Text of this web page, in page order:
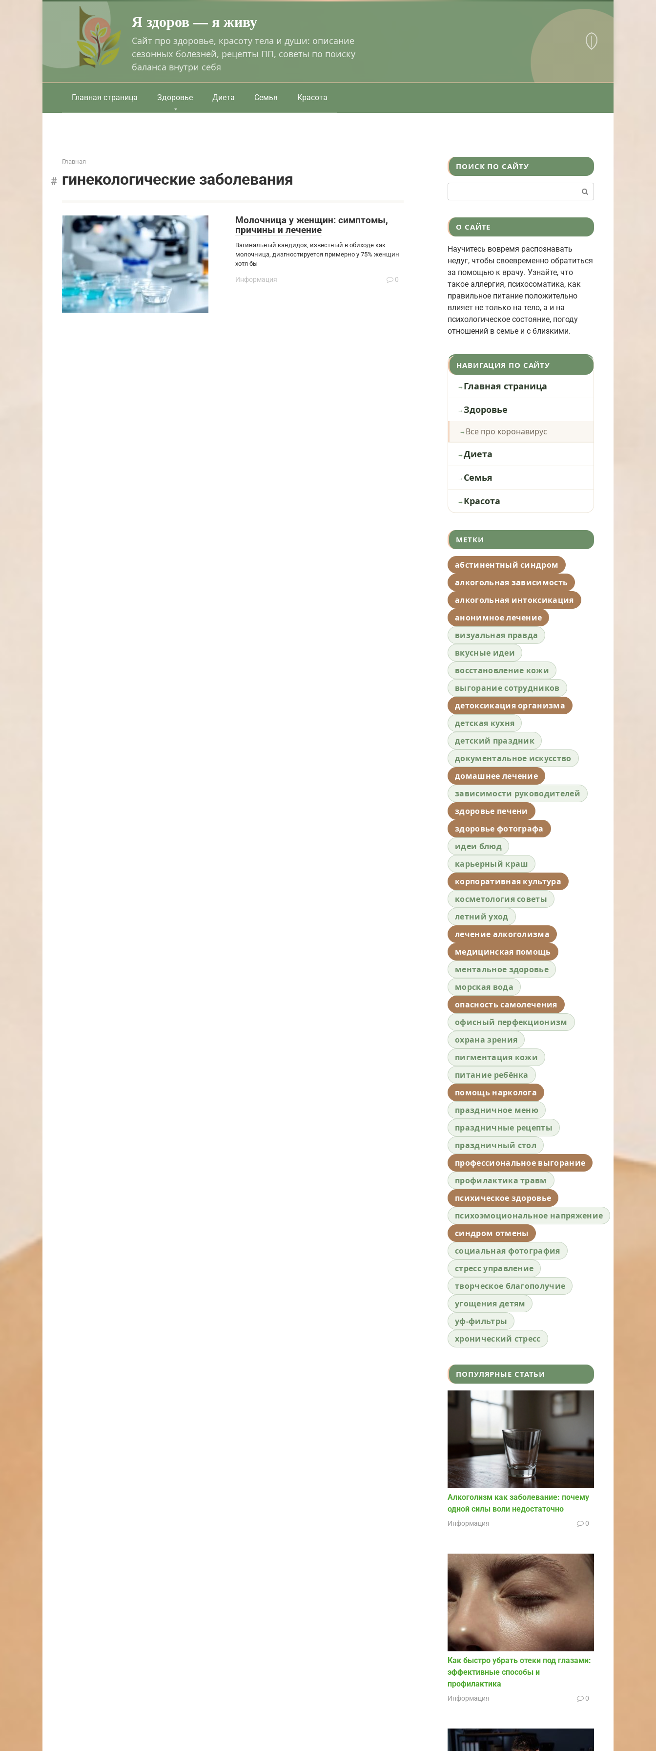
Я здоров — я живу
Сайт про здоровье, красоту тела и души: описание
сезонных болезней, рецепты ПП, советы по поиску
баланса внутри себя
Главная страница Здоровье Диета Семья Красота
Главная
гинекологические заболевания
Молочница у женщин: симптомы,
причины и лечение
Вагинальный кандидоз, известный в обиходе как
молочница, диагностируется примерно у 75% женщин
хотя бы
Информация 0
ПОИСК ПО САЙТУ
О САЙТЕ
Научитесь вовремя распознавать
недуг, чтобы своевременно обратиться
за помощью к врачу. Узнайте, что
такое аллергия, психосоматика, как
правильное питание положительно
влияет не только на тело, а и на
психологическое состояние, погоду
отношений в семье и с близкими.
НАВИГАЦИЯ ПО САЙТУ
Главная страница
Здоровье
Все про коронавирус
Диета
Семья
Красота
МЕТКИ
абстинентный синдром
алкогольная зависимость
алкогольная интоксикация
анонимное лечение
визуальная правда
вкусные идеи
восстановление кожи
выгорание сотрудников
детоксикация организма
детская кухня
детский праздник
документальное искусство
домашнее лечение
зависимости руководителей
здоровье печени
здоровье фотографа
идеи блюд
карьерный краш
корпоративная культура
косметология советы
летний уход
лечение алкоголизма
медицинская помощь
ментальное здоровье
морская вода
опасность самолечения
офисный перфекционизм
охрана зрения
пигментация кожи
питание ребёнка
помощь нарколога
праздничное меню
праздничные рецепты
праздничный стол
профессиональное выгорание
профилактика травм
психическое здоровье
психоэмоциональное напряжение
синдром отмены
социальная фотография
стресс управление
творческое благополучие
угощения детям
уф-фильтры
хронический стресс
ПОПУЛЯРНЫЕ СТАТЬИ
Алкоголизм как заболевание: почему
одной силы воли недостаточно
Информация 0
Как быстро убрать отеки под глазами:
эффективные способы и
профилактика
Информация 0